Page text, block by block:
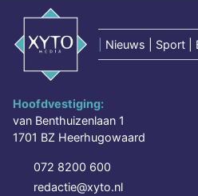
Nieuws | Sport |
Hoofdvestiging:
van Benthuizenlaan 1
1701 BZ Heerhugowaard
072 8200 600
redactie@xyto.nl